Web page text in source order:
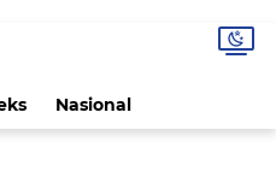
Nasional